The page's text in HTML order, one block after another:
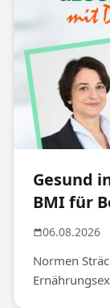
Gesund
BMI für
06.08.2026
Normen